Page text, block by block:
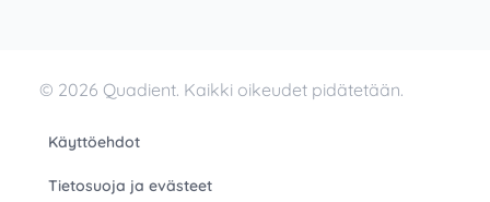
© 2026 Quadient. Kaikki oikeudet pidätetään.
Käyttöehdot
Tietosuoja ja evästeet